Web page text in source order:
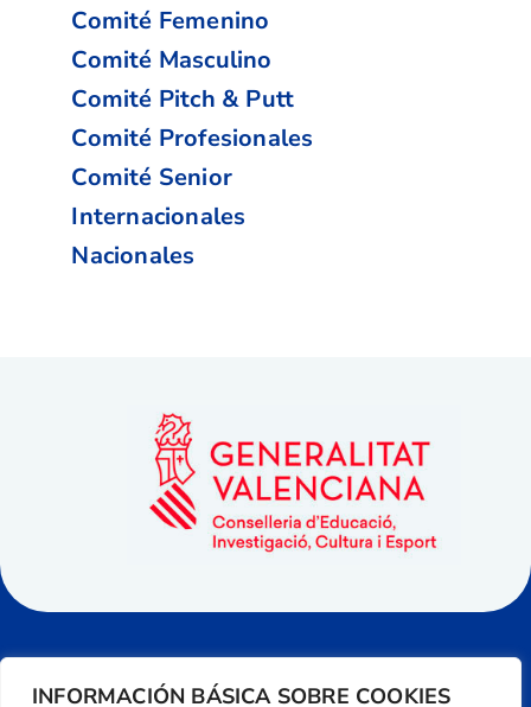
INFORMACIÓN BÁSICA SOBRE COOKIES
Comité Femenino
Comité Masculino
Comité Pitch & Putt
Comité Profesionales
Comité Senior
Internacionales
Nacionales